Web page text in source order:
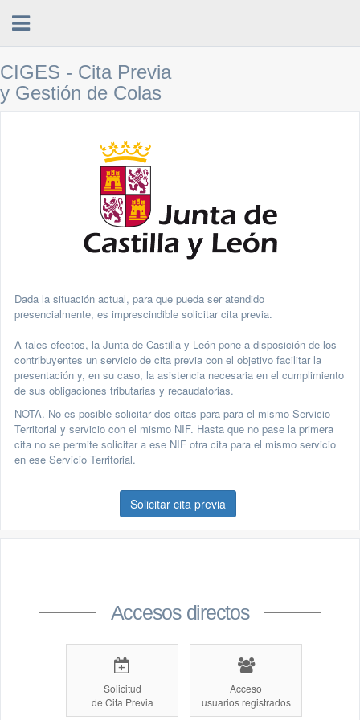
CIGES - Cita Previa
y Gestión de Colas
Dada la situación actual, para que pueda ser atendido
presencialmente, es imprescindible solicitar cita previa.
A tales efectos, la Junta de Castilla y León pone a disposición de los
contribuyentes un servicio de cita previa con el objetivo facilitar la
presentación y, en su caso, la asistencia necesaria en el cumplimiento
de sus obligaciones tributarias y recaudatorias.
NOTA. No es posible solicitar dos citas para para el mismo Servicio
Territorial y servicio con el mismo NIF. Hasta que no pase la primera
cita no se permite solicitar a ese NIF otra cita para el mismo servicio
en ese Servicio Territorial.
Solicitar cita previa
Accesos directos
Solicitud
de Cita Previa
Acceso
usuarios registrados